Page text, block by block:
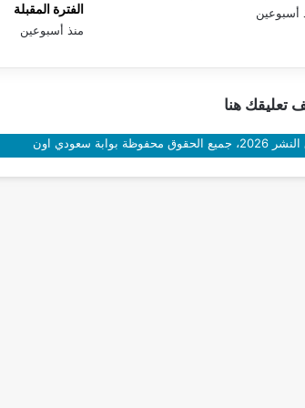
الفترة المقبلة
منذ أسبوعين
أسبوعين
تعليقك هنا
بوابة سعودي اون